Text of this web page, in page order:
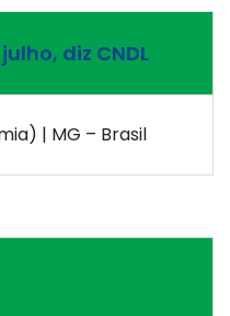
diz CNDL
| MG – Brasil